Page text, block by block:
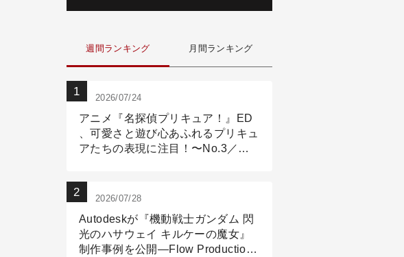
週間ランキング 月間ランキング
2026/07/24
アニメ『名探偵プリキュア！』ED
、可愛さと遊び心あふれるプリキュ
アたちの表現に注目！〜No.3／ア
2026/07/28
Autodeskが『機動戦士ガンダム 閃
光のハサウェイ キルケーの魔女』
制作事例を公開―Flow Production